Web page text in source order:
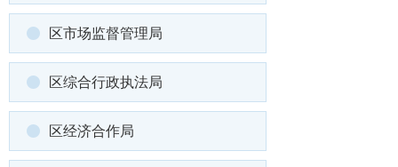
区市场监督管理局
区综合行政执法局
区经济合作局